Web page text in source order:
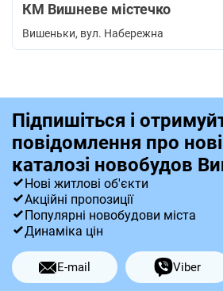
КМ Вишневе містечко
Вишеньки, вул. Набережна
Підпишіться і
повідомлення про
каталозі новобудов
Нові житлові об'єкти
Акційні пропозиції
Популярні новобудови міста
Динаміка цін
E-mail Viber